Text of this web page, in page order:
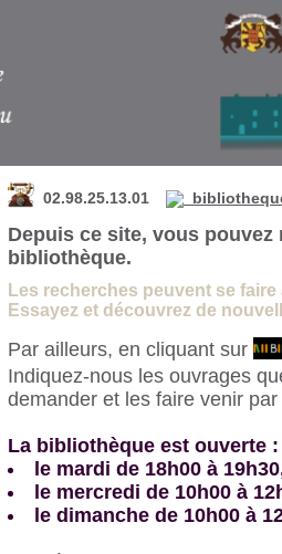
Les recherches peuvent se
Essayez et découvrez de
Par ailleurs, en cliquant sur
Indiquez-nous les ouvrages
demander et les faire venir
La bibliothèque est ouverte :
le mardi de 18h00 à
le mercredi de 10h00 à
le dimanche de 10h00 à
02.98.25.13.01
Depuis ce site, vous
bibliothèque.